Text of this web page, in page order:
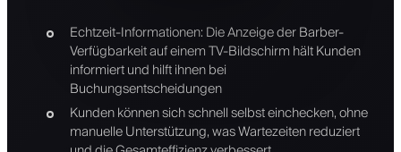
Echtzeit-Informationen: Die Anzeige der Barber-
Verfügbarkeit auf einem TV-Bildschirm hält Kunden
informiert und hilft ihnen bei
Buchungsentscheidungen
Kunden können sich schnell selbst einchecken, ohne
manuelle Unterstützung, was Wartezeiten reduziert